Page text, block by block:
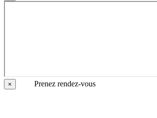
× Prenez rendez-vous